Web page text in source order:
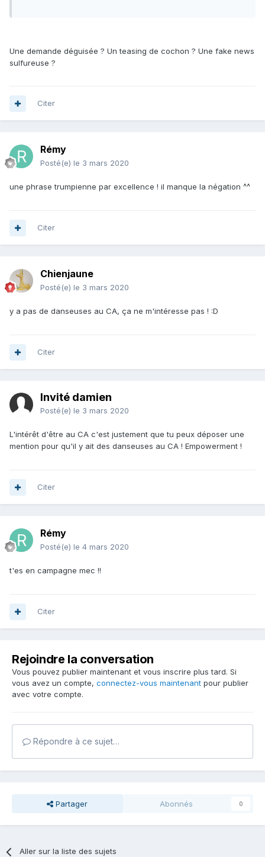
Une demande déguisée ? Un teasing de cochon ? Une fake news
sulfureuse ?
Citer
Rémy
Posté(e) le 3 mars 2020
une phrase trumpienne par excellence ! il manque la négation ^^
Citer
Chienjaune
Posté(e) le 3 mars 2020
y a pas de danseuses au CA, ça ne m'intéresse pas ! :D
Citer
Invité damien
Posté(e) le 3 mars 2020
L'intérêt d'être au CA c'est justement que tu peux déposer une
mention pour qu'il y ait des danseuses au CA ! Empowerment !
Citer
Rémy
Posté(e) le 4 mars 2020
t'es en campagne mec !!
Citer
Rejoindre la conversation
Vous pouvez publier maintenant et vous inscrire plus tard. Si
vous avez un compte, connectez-vous maintenant pour publier
avec votre compte.
Répondre à ce sujet…
Partager Abonnés 0
Aller sur la liste des sujets